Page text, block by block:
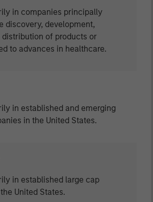
in companies principally
discovery, development,
distribution of products or
to advances in healthcare.
in established and emerging
in the United States.
in established large cap
United States.